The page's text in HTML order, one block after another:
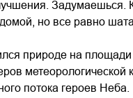
Задумаешься.
но все равно
природе на
метеорологической
потока героев Неба.